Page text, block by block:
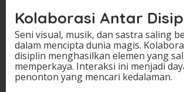
Kolaborasi Antar
Seni visual, musik, dan sastra saling
dalam mencipta dunia magis.
disiplin menghasilkan elemen yang
memperkaya. Interaksi ini menjadi
penonton yang mencari kedalaman.